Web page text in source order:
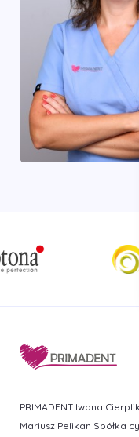
PRIMADENT Iwona
Mariusz Pelikan Spółka